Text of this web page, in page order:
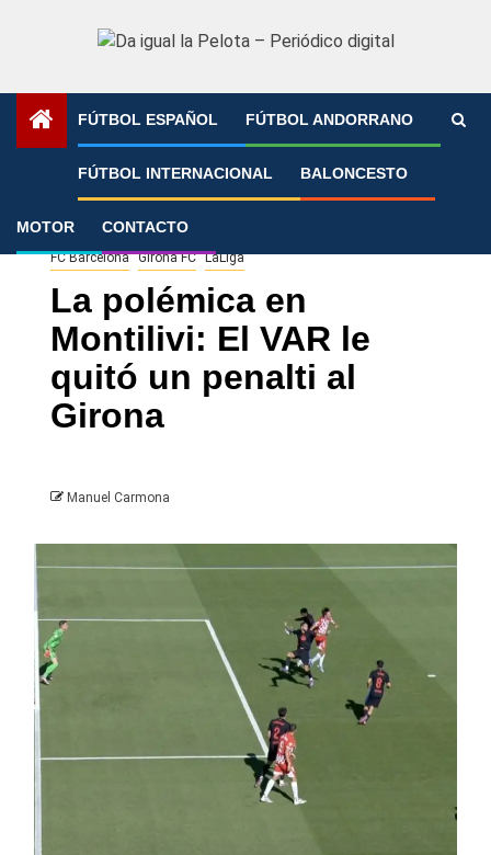
FÚTBOL ESPAÑOL FÚTBOL ANDORRANO
FÚTBOL INTERNACIONAL BALONCESTO
MOTOR CONTACTO
»
FC Barcelona Girona FC LaLiga
La polémica en
Montilivi: El VAR le
quitó un penalti al
Girona
Manuel Carmona